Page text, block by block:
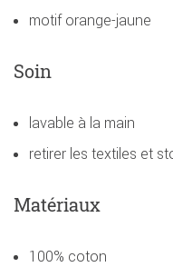
motif orange-jaune
Soin
lavable à la main
retirer les textiles et
Matériaux
100% coton